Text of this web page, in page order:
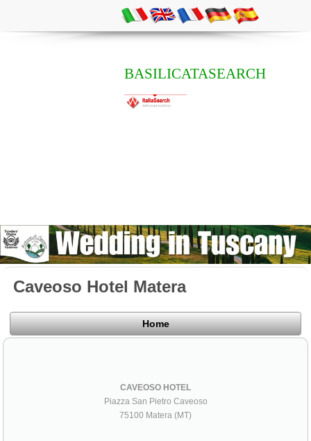
BASILICATASEARCH
Caveoso Hotel Matera
Home
CAVEOSO HOTEL
Piazza San Pietro Caveoso
75100 Matera (MT)